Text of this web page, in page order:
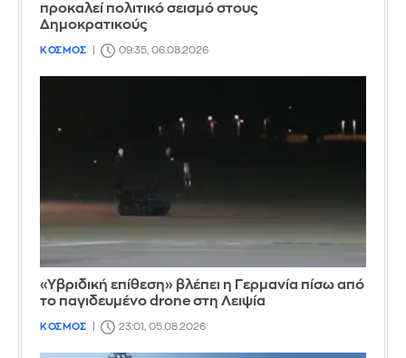
προκαλεί πολιτικό σεισμό στους
Δημοκρατικούς
ΚΟΣΜΟΣ 09:35, 06.08.2026
«Υβριδική επίθεση» βλέπει η Γερμανία πίσω από
το παγιδευμένο drone στη Λειψία
ΚΟΣΜΟΣ 23:01, 05.08.2026